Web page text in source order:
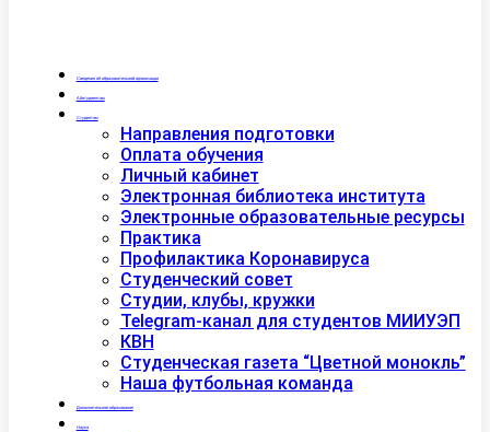
Сведения об образовательной организации
Абитуриентам
Студентам
Направления подготовки
Оплата обучения
Личный кабинет
Электронная библиотека института
Электронные образовательные ресурсы
Практика
Профилактика Коронавируса
Студенческий совет
Студии, клубы, кружки
Telegram-канал для студентов МИИУЭП
КВН
Студенческая газета “Цветной монокль”
Наша футбольная команда
Дополнительное образование
Наука